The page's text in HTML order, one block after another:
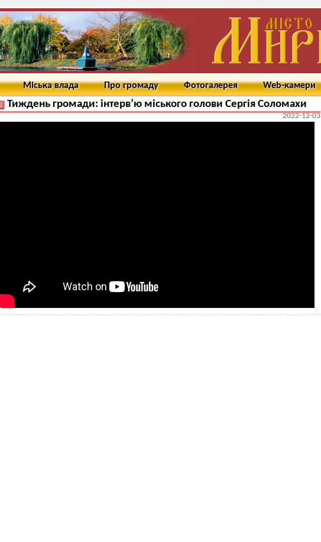
Міська влада Про громаду Фотогалерея Web-камери
Тиждень громади: інтерв’ю міського голови Сергія Соломахи
2022-12-03